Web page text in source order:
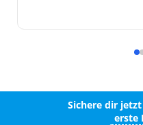
Sichere dir
erste